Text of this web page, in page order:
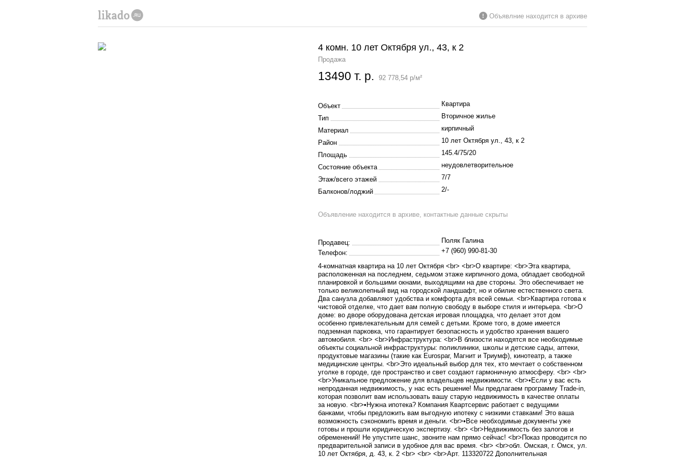
! Объявлние находится в архиве
Продажа
4 комн. 10 лет Октября ул., 43, к 2
13490 т. р. 92 778,54 р/м²
Объект
Квартира
Тип
Вторичное жилье
Материал
кирпичный
Район
10 лет Октября ул., 43, к 2
Площадь
145.4/75/20
Состояние объекта
неудовлетворительное
Этаж/всего этажей
7/7
Балконов/лоджий
2/-
Объявление находится в архиве, контактные данные скрыты
Продавец:
Поляк Галина
Телефон:
+7 (960) 990-81-30
4-комнатная квартира на 10 лет Октября <br> <br>О квартире: <br>Эта квартира,
расположенная на последнем, седьмом этаже кирпичного дома, обладает свободной
планировкой и большими окнами, выходящими на две стороны. Это обеспечивает не
только великолепный вид на городской ландшафт, но и обилие естественного света.
Два санузла добавляют удобства и комфорта для всей семьи. <br>Квартира готова к
чистовой отделке, что дает вам полную свободу в выборе стиля и интерьера. <br>О
доме: во дворе оборудована детская игровая площадка, что делает этот дом
особенно привлекательным для семей с детьми. Кроме того, в доме имеется
подземная парковка, что гарантирует безопасность и удобство хранения вашего
автомобиля. <br> <br>Инфраструктура: <br>В близости находятся все необходимые
объекты социальной инфраструктуры: поликлиники, школы и детские сады, аптеки,
продуктовые магазины (такие как Eurospar, Магнит и Триумф), кинотеатр, а также
медицинские центры. <br>Это идеальный выбор для тех, кто мечтает о собственном
уголке в городе, где пространство и свет создают гармоничную атмосферу. <br> <br>
<br>Уникальное предложение для владельцев недвижимости. <br>•Если у вас есть
непроданная недвижимость, у нас есть решение! Мы предлагаем программу Trade-in,
которая позволит вам использовать вашу старую недвижимость в качестве оплаты
за новую. <br>•Нужна ипотека? Компания Квартсервис работает с ведущими
банками, чтобы предложить вам выгодную ипотеку с низкими ставками! Это ваша
возможность сэкономить время и деньги. <br>•Все необходимые документы уже
готовы и прошли юридическую экспертизу. <br> <br>Недвижимость без залогов и
обременений! Не упустите шанс, звоните нам прямо сейчас! <br>Показ проводится по
предварительной записи в удобное для вас время. <br> <br>обл. Омская, г. Омск, ул.
10 лет Октября, д. 43, к. 2 <br> <br> <br>Арт. 113320722 Дополнительная